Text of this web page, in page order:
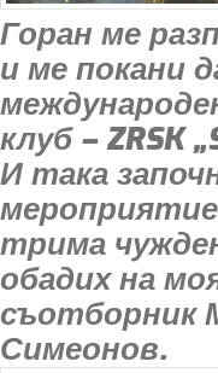
Горан ме
и ме покани
клуб – ZRSK
И така
трима
обадих на
съотборник
Симеонов.